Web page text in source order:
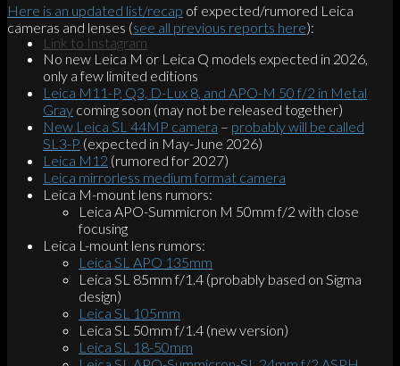
Link to Instagram
Here is an updated list/recap of expected/rumored Leica
cameras and lenses (see all previous reports here):
No new Leica M or Leica Q models expected in 2026,
only a few limited editions
Leica M11-P, Q3, D-Lux 8, and APO-M 50 f/2 in Metal
Gray coming soon (may not be released together)
New Leica SL 44MP camera – probably will be called
SL3-P (expected in May-June 2026)
Leica M12 (rumored for 2027)
Leica mirrorless medium format camera
Leica M-mount lens rumors:
Leica APO-Summicron M 50mm f/2 with close
focusing
Leica L-mount lens rumors:
Leica SL APO 135mm
Leica SL 85mm f/1.4 (probably based on Sigma
design)
Leica SL 105mm
Leica SL 50mm f/1.4 (new version)
Leica SL 18-50mm